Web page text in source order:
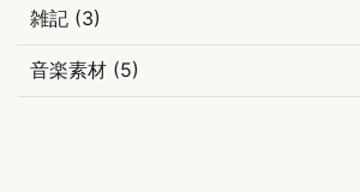
雑記 (3)
音楽素材 (5)